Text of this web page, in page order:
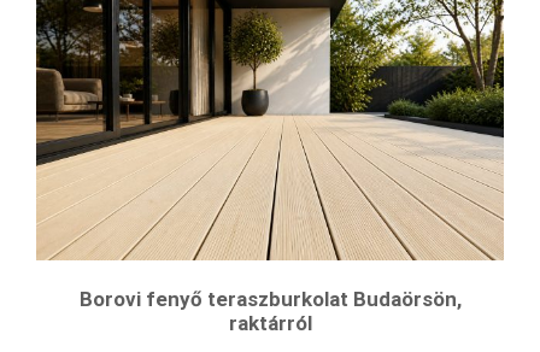
Borovi fenyő teraszburkolat Budaörsön,
raktárról